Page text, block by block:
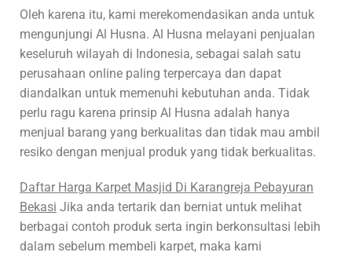
Oleh karena itu, kami merekomendasikan anda untuk
mengunjungi Al Husna. Al Husna melayani penjualan
keseluruh wilayah di Indonesia, sebagai salah satu
perusahaan online paling terpercaya dan dapat
diandalkan untuk memenuhi kebutuhan anda. Tidak
perlu ragu karena prinsip Al Husna adalah hanya
menjual barang yang berkualitas dan tidak mau ambil
resiko dengan menjual produk yang tidak berkualitas.
Daftar Harga Karpet Masjid Di Karangreja Pebayuran
Bekasi Jika anda tertarik dan berniat untuk melihat
berbagai contoh produk serta ingin berkonsultasi lebih
dalam sebelum membeli karpet, maka kami